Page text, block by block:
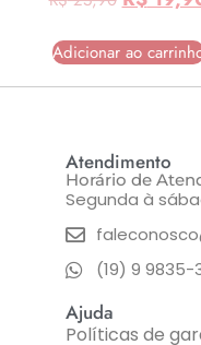
Adicionar ao
Atendimento
Horário de
Segunda à
(19) 9 9835-
Ajuda
Políticas de